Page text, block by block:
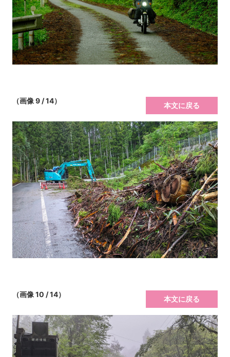
（画像 9 / 14）
本文に戻る
（画像 10 / 14）
本文に戻る